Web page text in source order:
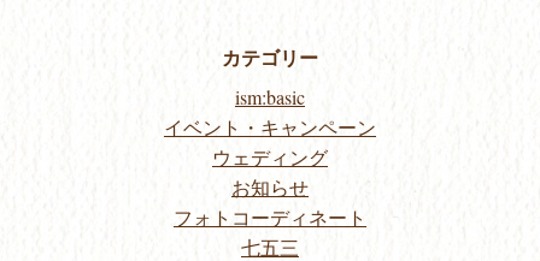
カテゴリー
ism:basic
イベント・キャンペーン
ウェディング
お知らせ
フォトコーディネート
七五三